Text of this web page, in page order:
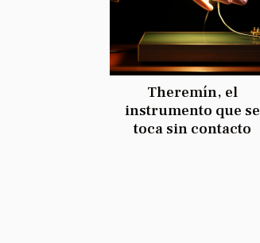
Theremín, el
instrumento que se
toca sin contacto